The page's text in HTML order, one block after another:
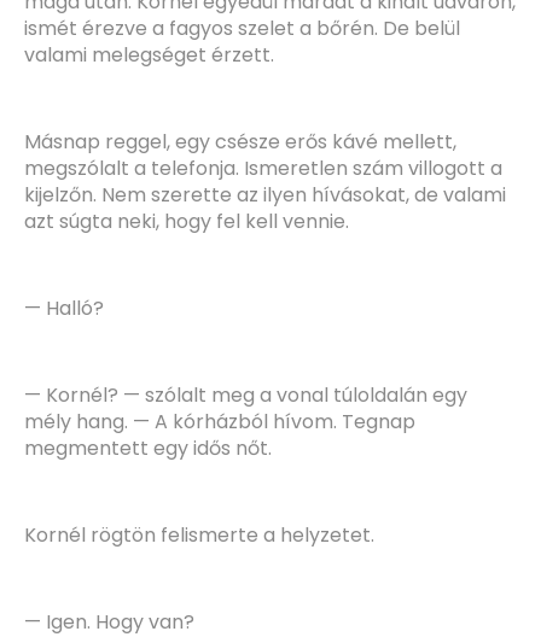
ismét érezve a fagyos szelet a bőrén. De belül
valami melegséget érzett.
Másnap reggel, egy csésze erős kávé mellett,
megszólalt a telefonja. Ismeretlen szám villogott a
kijelzőn. Nem szerette az ilyen hívásokat, de valami
azt súgta neki, hogy fel kell vennie.
— Halló?
— Kornél? — szólalt meg a vonal túloldalán egy
mély hang. — A kórházból hívom. Tegnap
megmentett egy idős nőt.
Kornél rögtön felismerte a helyzetet.
— Igen. Hogy van?